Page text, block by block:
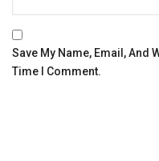
Save My Name, Email, And
Time I Comment.